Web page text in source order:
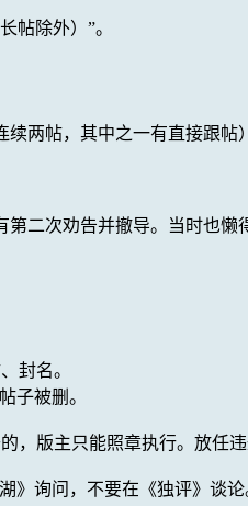
帖除外）”。
两帖，其中之一有直接跟帖
二次劝告并撤导。当时也懒
封名。
子被删。
，版主只能照章执行。放任
》询问，不要在《独评》谈论